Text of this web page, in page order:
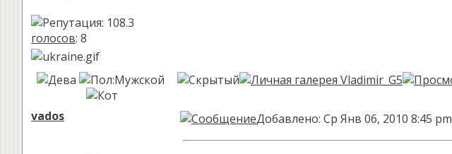
голосов: 8
vados Добавлено: Ср Янв 06, 2010 8:45 pm